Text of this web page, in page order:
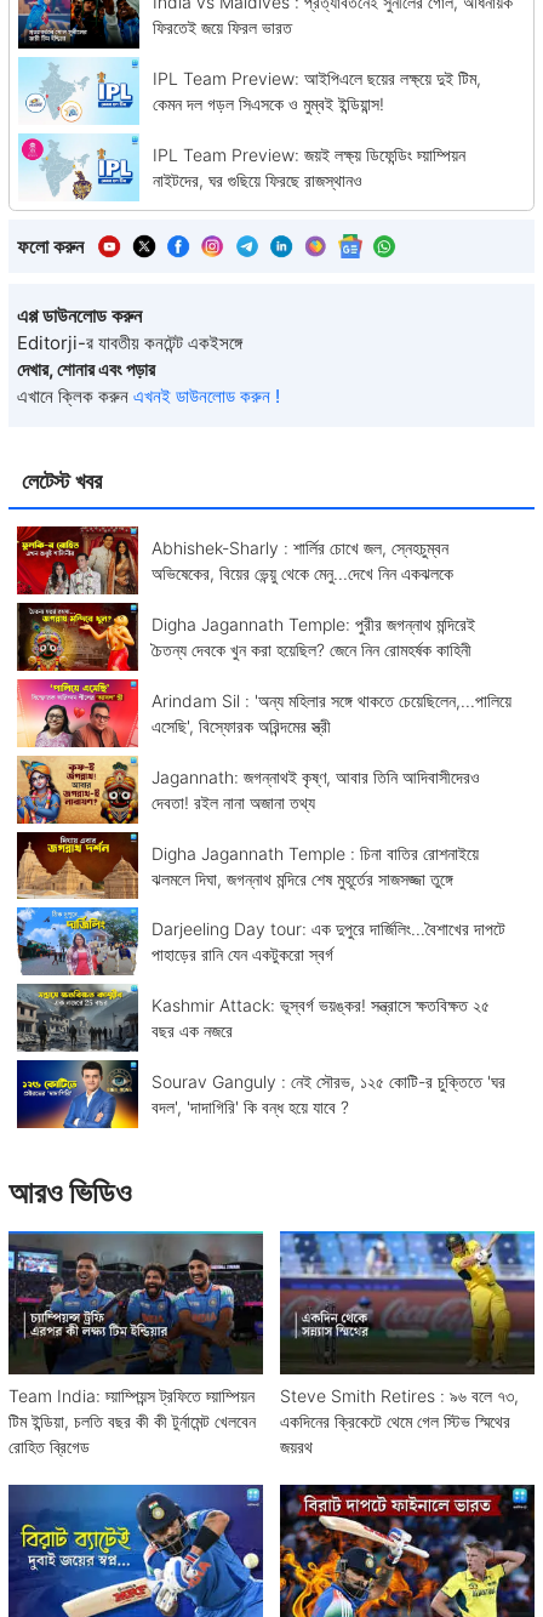
লেটেস্ট খবর
Abhishek-Sharly : শার্লির চোখে জল, স্নেহচুম্বন
অভিষেকের, বিয়ের ভেন্য়ু থেকে মেনু...দেখে নিন একঝলকে
Digha Jagannath Temple: পুরীর জগন্নাথ মন্দিরেই
চৈতন্য দেবকে খুন করা হয়েছিল? জেনে নিন রোমহর্ষক কাহিনী
Arindam Sil : 'অন্য মহিলার সঙ্গে থাকতে চেয়েছিলেন,...পালিয়ে
এসেছি', বিস্ফোরক অরিন্দমের স্ত্রী
Jagannath: জগন্নাথই কৃষ্ণ, আবার তিনি আদিবাসীদেরও
দেবতা! রইল নানা অজানা তথ্য
Digha Jagannath Temple : চিনা বাতির রোশনাইয়ে
ঝলমলে দিঘা, জগন্নাথ মন্দিরে শেষ মুহূর্তের সাজসজ্জা তুঙ্গে
Darjeeling Day tour: এক দুপুরে দার্জিলিং...বৈশাখের দাপটে
পাহাড়ের রানি যেন একটুকরো স্বর্গ
Kashmir Attack: ভূস্বর্গ ভয়ঙ্কর! সন্ত্রাসে ক্ষতবিক্ষত ২৫
বছর এক নজরে
Sourav Ganguly : নেই সৌরভ, ১২৫ কোটি-র চুক্তিতে 'ঘর
বদল', 'দাদাগিরি' কি বন্ধ হয়ে যাবে ?
ফিরতেই জয়ে ফিরল ভারত
IPL Team Preview: আইপিএলে ছয়ের লক্ষ্য়ে দুই টিম,
কেমন দল গড়ল সিএসকে ও মুম্বই ইন্ডিয়ান্স!
IPL Team Preview: জয়ই লক্ষ্য় ডিফেন্ডিং চ্য়াম্পিয়ন
নাইটদের, ঘর গুছিয়ে ফিরছে রাজস্থানও
ফলো করুন
এপ্প ডাউনলোড করুন
Editorji-র যাবতীয় কনটেন্ট একইসঙ্গে
দেখার, শোনার এবং পড়ার
এখানে ক্লিক করুন এখনই ডাউনলোড করুন !
আরও ভিডিও
Team India: চ্য়াম্পিয়ন্স ট্রফিতে চ্য়াম্পিয়ন
টিম ইন্ডিয়া, চলতি বছর কী কী টুর্নামেন্ট খেলবেন
রোহিত ব্রিগেড
Steve Smith Retires : ৯৬ বলে ৭৩,
একদিনের ক্রিকেটে থেমে গেল স্টিভ স্মিথের
জয়রথ